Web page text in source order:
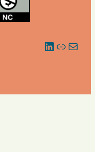
LinkedIn Link E-mail